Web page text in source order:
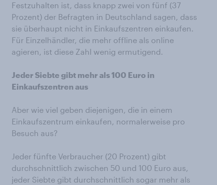
Festzuhalten ist, dass knapp zwei von fünf (37
Prozent) der Befragten in Deutschland sagen, dass
sie überhaupt nicht in Einkaufszentren einkaufen.
Für Einzelhändler, die mehr offline als online
agieren, ist diese Zahl wenig ermutigend.
Jeder Siebte gibt mehr als 100 Euro in
Einkaufszentren aus
Aber wie viel geben diejenigen, die in einem
Einkaufszentrum einkaufen, normalerweise pro
Besuch aus?
Jeder fünfte Verbraucher (20 Prozent) gibt
durchschnittlich zwischen 50 und 100 Euro aus,
jeder Siebte gibt durchschnittlich sogar mehr als